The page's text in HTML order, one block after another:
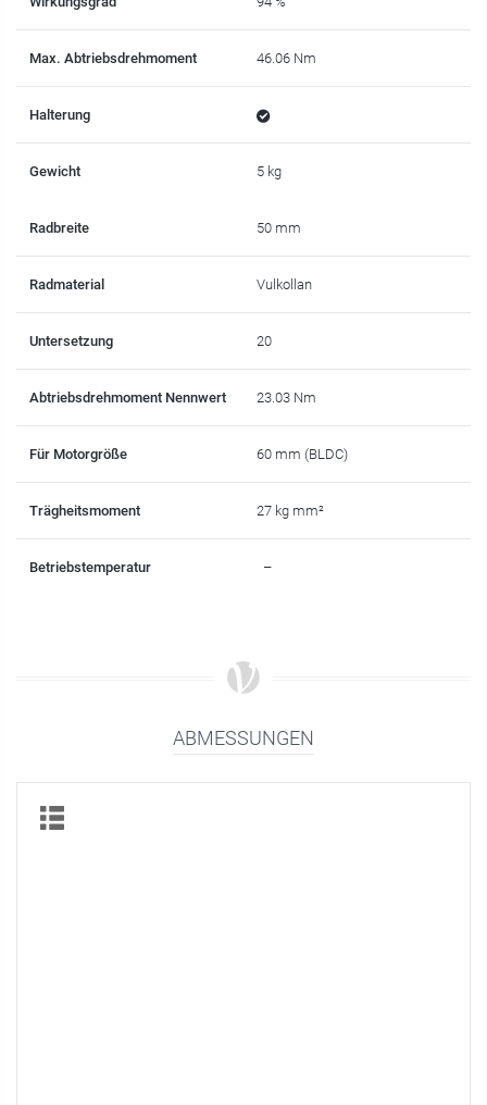
Max. Abtriebsdrehmoment 46.06 Nm
Halterung
Gewicht 5 kg
Radbreite 50 mm
Radmaterial Vulkollan
Untersetzung 20
Abtriebsdrehmoment Nennwert 23.03 Nm
Für Motorgröße 60 mm (BLDC)
Trägheitsmoment 27 kg mm²
Betriebstemperatur –
ABMESSUNGEN